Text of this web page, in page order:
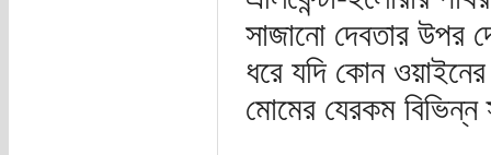
সাজানো দেবতার উপর
ধরে যদি কোন
মোমের যেরকম